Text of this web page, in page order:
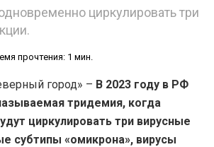
циркулировать три
прочтения: 1 мин.
город» – В 2023 году в РФ
тридемия, когда
циркулировать три вирусные
субтипы «омикрона», вирусы